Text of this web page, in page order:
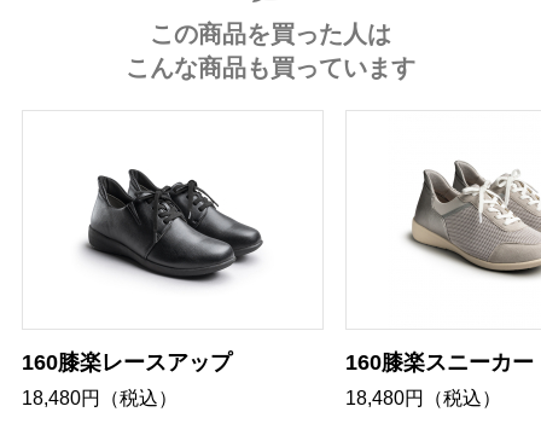
この商品を買った人は
こんな商品も買っています
160膝楽レースアップ
18,480円（税込）
160膝楽スニーカー
18,480円（税込）